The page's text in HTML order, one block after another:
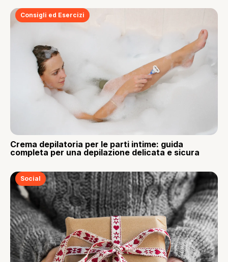
Consigli ed Esercizi
Crema depilatoria per le parti intime: guida
completa per una depilazione delicata e sicura
Social